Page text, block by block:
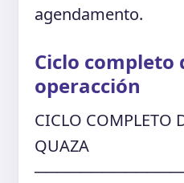
agendamento.
Ciclo completo
operacción
CICLO COMPLETO
QUAZA